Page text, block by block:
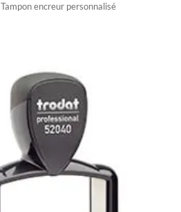
Tampon encreur personnalisé